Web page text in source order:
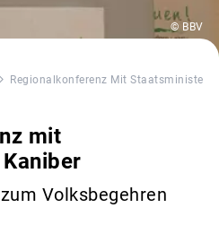
© BBV
Regionalkonferenz Mit
mit
Volksbegehren